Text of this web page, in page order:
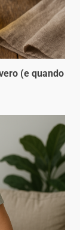
(e quando